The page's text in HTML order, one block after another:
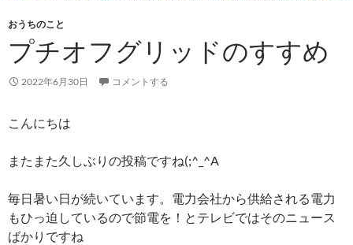
おうちのこと
プチオフグリッドのすすめ
2022年6月30日 コメントする
こんにちは
またまた久しぶりの投稿ですね(;^_^A
毎日暑い日が続いています。電力会社から供給される電力
もひっ迫しているので節電を！とテレビではそのニュース
ばかりですね